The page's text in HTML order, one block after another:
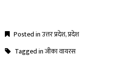
Posted inउत्तर प्रदेश,प्रदेश
Tagged inजीका वायरस